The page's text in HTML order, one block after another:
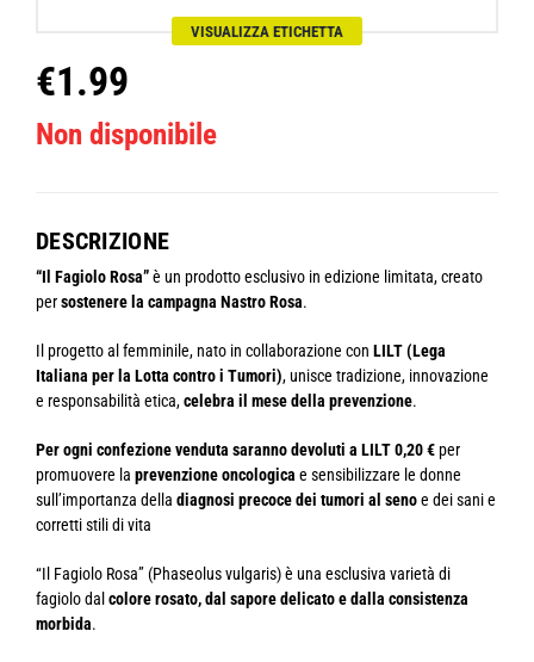
VISUALIZZA ETICHETTA
€1.99
Non disponibile
DESCRIZIONE
“Il Fagiolo Rosa”è un prodotto esclusivo in edizione limitata, creato
persostenere la campagna Nastro Rosa.
Il progetto al femminile, nato in collaborazione con LILT (Lega
Italiana per la Lotta contro i Tumori), unisce tradizione, innovazione
e responsabilità etica,celebra il mese della prevenzione.
Per ogni confezione venduta saranno devoluti a LILT 0,20 €per
promuovere la prevenzione oncologica e sensibilizzare le donne
sull’importanza della diagnosi precoce dei tumori al senoe dei sani e
corretti stili di vita
“Il Fagiolo Rosa” (Phaseolus vulgaris) è una esclusiva varietà di
fagiolo dal colore rosato, dal sapore delicato e dalla consistenza
morbida.